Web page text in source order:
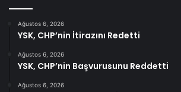
Ağustos 6, 2026
YSK, CHP’nin İtirazını Redetti
Ağustos 6, 2026
YSK, CHP’nin Başvurusunu Reddetti
Ağustos 6, 2026